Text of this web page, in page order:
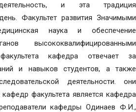
деятельность, и эта традиция
Факультет развития Значимыми
наука и обеспечение
высококвалифицированными
кафедра отвечает за
и навыков студентов, а также
деятельности. они
факультета является кафедра
кафедры Одинаев Ф.И.,